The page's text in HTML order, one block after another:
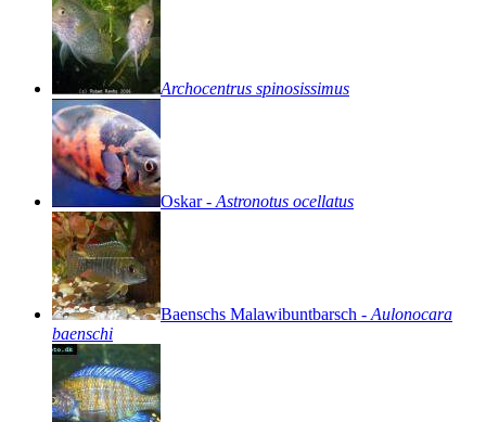
Archocentrus spinosissimus
Oskar- Astronotus ocellatus
Baenschs Malawibuntbarsch - Aulonocara
baenschi